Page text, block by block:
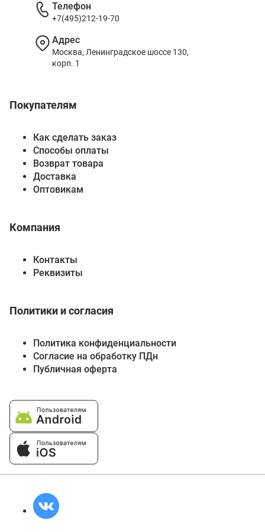
Покупателям
Как сделать заказ
Способы оплаты
Возврат товара
Доставка
Оптовикам
Компания
Контакты
Реквизиты
Политики и согласия
Политика конфиденциальности
Согласие на обработку ПДн
Публичная оферта
Телефон
+7(495)212-19-70
Адрес
Москва, Ленинградское шоссе 130,
корп. 1